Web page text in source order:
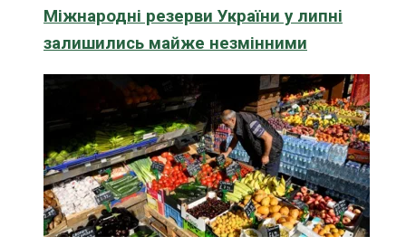
Міжнародні резерви України у липні
залишились майже незмінними